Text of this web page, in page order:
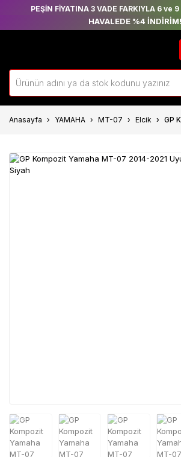
PEŞİN FİYATINA 3 VADE FARKIYLA 6 ve
HAVALEDE %4 İNDİRİM!
Anasayfa YAMAHA MT-07 Elcik GP